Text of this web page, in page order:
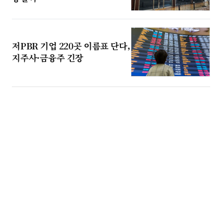
저PBR 기업 220곳 이름표 단다,
지주사·금융주 긴장